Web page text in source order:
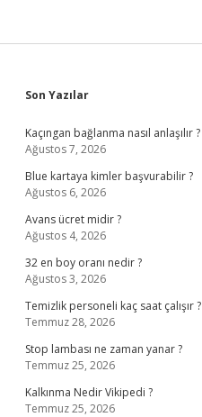
Sidebar
Son Yazılar
Kaçıngan bağlanma nasıl anlaşılır ?
Ağustos 7, 2026
Blue kartaya kimler başvurabilir ?
Ağustos 6, 2026
Avans ücret midir ?
Ağustos 4, 2026
32 en boy oranı nedir ?
Ağustos 3, 2026
Temizlik personeli kaç saat çalışır ?
Temmuz 28, 2026
Stop lambası ne zaman yanar ?
Temmuz 25, 2026
Kalkınma Nedir Vikipedi ?
Temmuz 25, 2026